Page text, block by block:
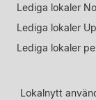
Lediga lokaler
Lediga lokaler
Lediga lokaler
Lokalnytt